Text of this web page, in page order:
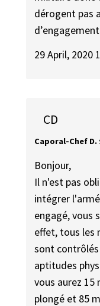
dérogent pas
29 April, 2020
CD
Caporal-Chef D.
Bonjour,
Il n'est pas
intégrer
engagé, vous
effet, tous les
sont contrôlés
aptitudes
vous aurez
plongé et 85